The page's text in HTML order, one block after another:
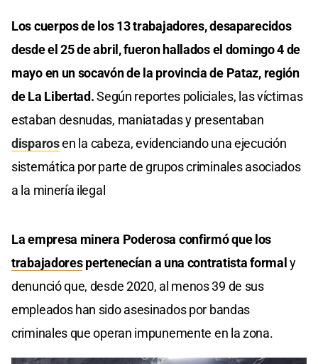
Los cuerpos de los 13 trabajadores, desaparecidos
desde el 25 de abril, fueron hallados el domingo 4 de
mayo en un socavón de la provincia de Pataz, región
de La Libertad.Según reportes policiales, las víctimas
estaban desnudas, maniatadas y presentaban
disparosen la cabeza, evidenciando una ejecución
sistemática por parte de grupos criminales asociados
a la minería ilegal
La empresa minera Poderosa confirmó que los
trabajadorespertenecían a una contratista formaly
denunció que, desde 2020, al menos 39 de sus
empleados han sido asesinados por bandas
criminales que operan impunemente en la zona.